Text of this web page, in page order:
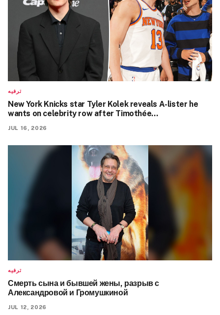
ترفيه
New York Knicks star Tyler Kolek reveals A-lister he
wants on celebrity row after Timothée…
JUL 16, 2026
ترفيه
Смерть сына и бывшей жены, разрыв с
Александровой и Громушкиной
JUL 12, 2026